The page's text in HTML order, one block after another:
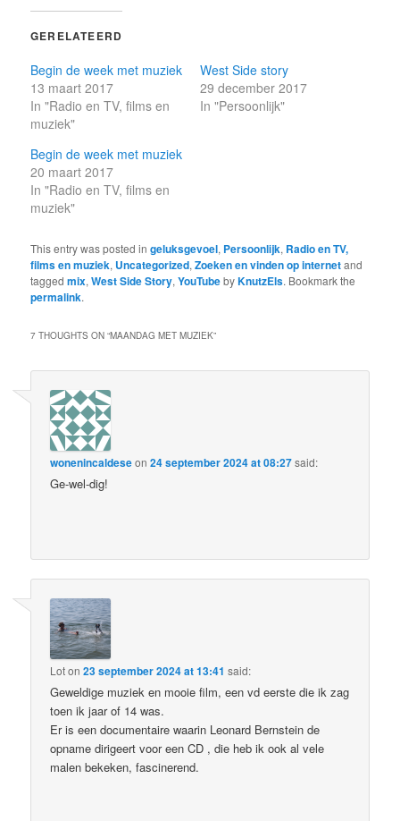
GERELATEERD
Begin de week met muziek
13 maart 2017
In "Radio en TV, films en
muziek"
West Side story
29 december 2017
In "Persoonlijk"
Begin de week met muziek
20 maart 2017
In "Radio en TV, films en
muziek"
This entry was posted ingeluksgevoel, Persoonlijk, Radio en TV,
films en muziek, Uncategorized,Zoeken en vinden op internetand
taggedmix,West Side Story,YouTubebyKnutzEls. Bookmark the
permalink.
7 THOUGHTS ON “MAANDAG MET MUZIEK”
wonenincaldeseon24 september 2024 at 08:27said:
Ge-wel-dig!
Loton23 september 2024 at 13:41 said:
Geweldige muziek en mooie film, een vd eerste die ik zag
toen ik jaar of 14 was.
Er is een documentaire waarin Leonard Bernstein de
opname dirigeert voor een CD , die heb ik ook al vele
malen bekeken, fascinerend.